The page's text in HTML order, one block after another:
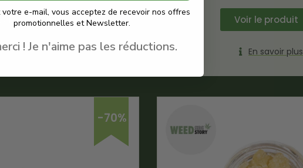
Voir le produit
En savoir plus
Voir le produit
En savoir plus
-70%
votre e-mail, vous acceptez de recevoir nos offres
promotionnelles et Newsletter.
! Je n'aime pas les réductions.